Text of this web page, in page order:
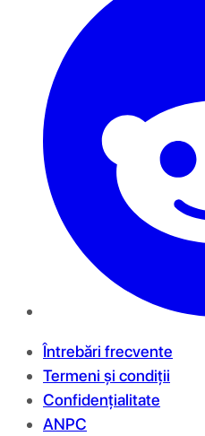
Întrebări frecvente
Termeni și condiții
Confidențialitate
ANPC